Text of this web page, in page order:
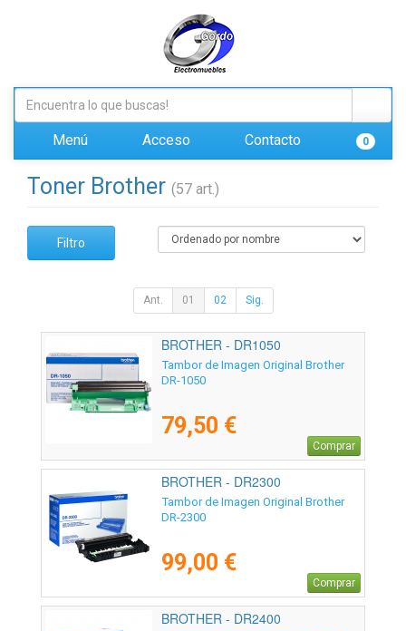
Menú Acceso Contacto 0
Toner Brother (57 art.)
Filtro
Ant. 01 02 Sig.
BROTHER - DR1050
Tambor de Imagen Original Brother
DR-1050
79,50 €
Comprar
BROTHER - DR2300
Tambor de Imagen Original Brother
DR-2300
99,00 €
Comprar
BROTHER - DR2400